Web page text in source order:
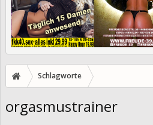
Schlagworte
orgasmustrainer